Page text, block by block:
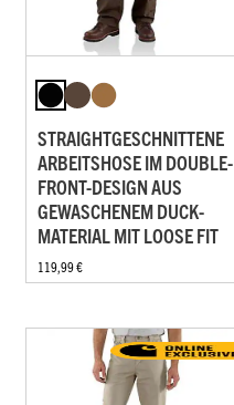
STRAIGHTGESCHNITTENE
ARBEITSHOSE IM DOUBLE-
FRONT-DESIGN AUS
GEWASCHENEM DUCK-
MATERIAL MIT LOOSE FIT
119,99 €